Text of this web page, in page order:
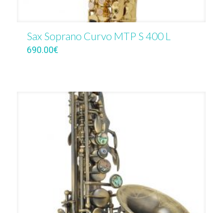
Sax Soprano Curvo MTP S 400 L
690.00€